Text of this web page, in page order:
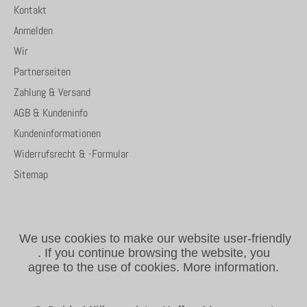
Kontakt
Anmelden
Wir
Partnerseiten
Zahlung & Versand
AGB & Kundeninfo
Kundeninformationen
Widerrufsrecht & -Formular
Sitemap
We use cookies to make our website user-friendly
. If you continue browsing the website, you
agree to the use of cookies. More information.